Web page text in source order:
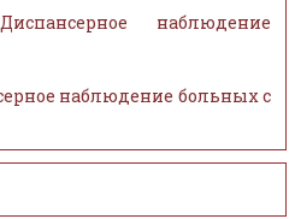
наблюдение
наблюдение больных с